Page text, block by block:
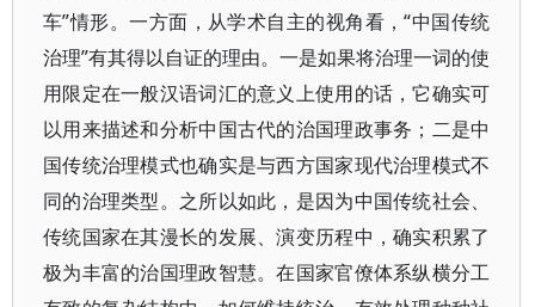
车”情形。一方面，从学术自主的视角看，“中国传统
治理”有其得以自证的理由。一是如果将治理一词的使
用限定在一般汉语词汇的意义上使用的话，它确实可
以用来描述和分析中国古代的治国理政事务；二是中
国传统治理模式也确实是与西方国家现代治理模式不
同的治理类型。之所以如此，是因为中国传统社会、
传统国家在其漫长的发展、演变历程中，确实积累了
极为丰富的治国理政智慧。在国家官僚体系纵横分工